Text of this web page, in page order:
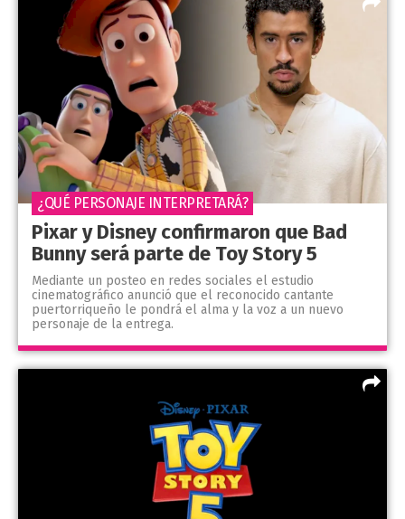
Pixar y Disney confirmaron que Bad
Bunny será parte de Toy Story 5
Mediante un posteo en redes sociales el estudio
cinematográfico anunció que el reconocido cantante
puertorriqueño le pondrá el alma y la voz a un nuevo
personaje de la entrega.
¿QUÉ PERSONAJE INTERPRETARÁ?